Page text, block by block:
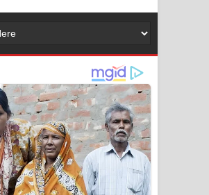
2026 football world cup song lyrics
අම්මා ගීතයේ පද පෙළ
Gemak Deela Song Lyrics - ගේමක් දීලා
ගීතයේ පද පෙළ
Niwuna Numba Hinda Song Lyrics -